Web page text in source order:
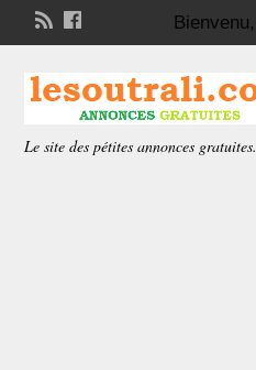
Bienvenu,
Le site des pétites annonces gratuites.